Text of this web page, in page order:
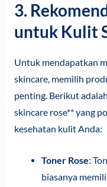
3.
untuk Kulit
Untuk mendapatkan
skincare, memilih
penting. Berikut
skincare rose** yang
kesehatan kulit Anda:
Toner Rose:
biasanya